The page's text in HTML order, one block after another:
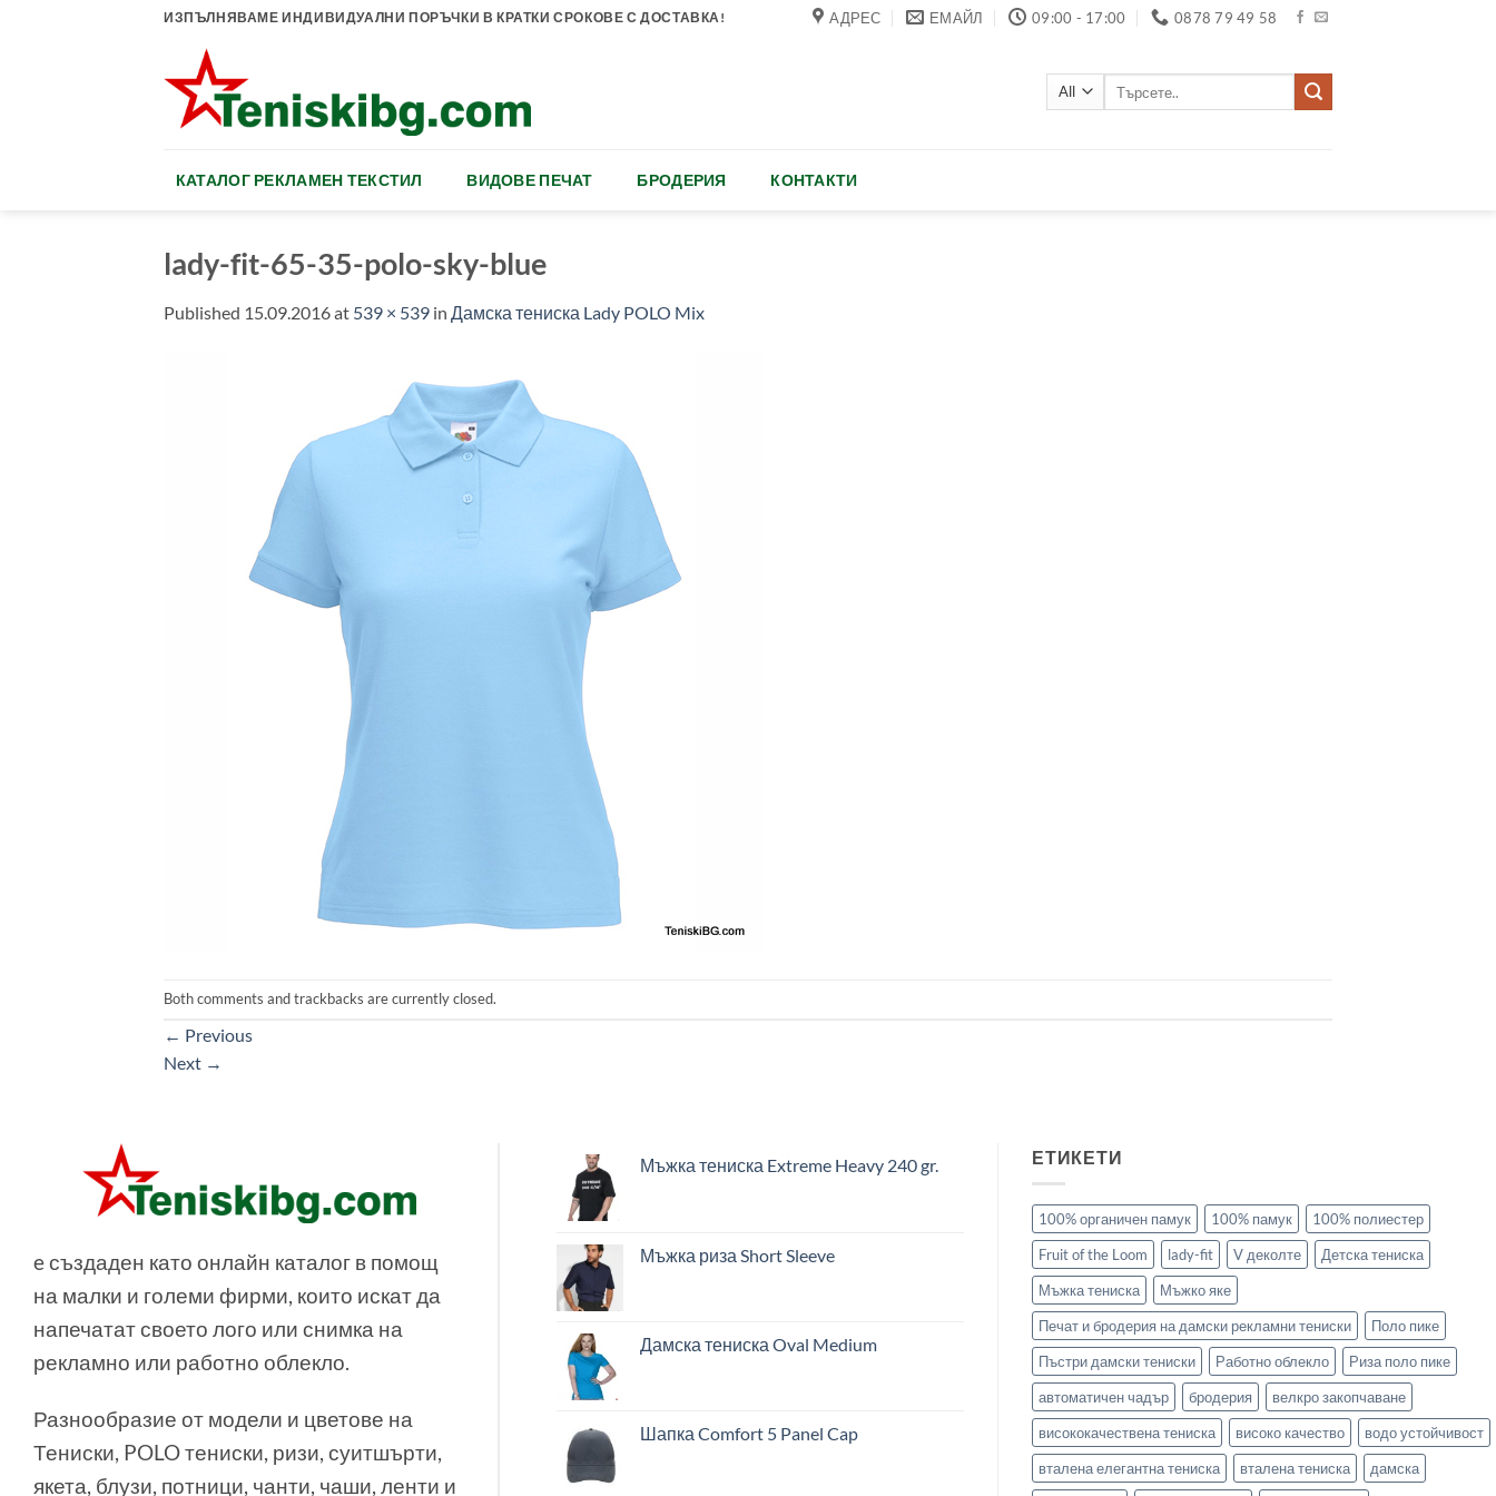
ИЗПЪЛНЯВАМЕ ИНДИВИДУАЛНИ ПОРЪЧКИ В КРАТКИ СРОКОВЕ С ДОСТАВКА! АДРЕС ЕМАЙЛ 09:00 - 17:00 0878 79 49 58
КАТАЛОГ РЕКЛАМЕН ТЕКСТИЛ ВИДОВЕ ПЕЧАТ БРОДЕРИЯ КОНТАКТИ
lady-fit-65-35-polo-sky-blue
Published 15.09.2016at 539 × 539 in Дамска тениска Lady POLO Mix
Both comments and trackbacks are currently closed.
← Previous
Next →
e създаден като онлайн каталог в помощ
на малки и големи фирми, които искат да
напечатат своето лого или снимка на
рекламно или работно облекло.
Разнообразие от модели и цветове на
Тениски, POLO тениски, ризи, суитшърти,
якета, блузи, потници, чанти, чаши, ленти и
Мъжка тениска Extreme Heavy 240 gr.
Мъжка риза Short Sleeve
Дамска тениска Oval Medium
Шапка Comfort 5 Panel Cap
ЕТИКЕТИ
100% органичен памук 100% памук
100% полиестер
Fruit of the Loom
lady-fit V деколте
Детска тениска
Мъжка тениска
Мъжко яке
Печат и бродерия на дамски рекламни тениски
Поло пике
Пъстри дамски тениски
Работно облекло
Риза поло пике
автоматичен чадър
бродерия
велкро закопчаване
висококачествена тениска
високо качество
водо устойчивост
вталена елегантна тениска
вталена тениска
дамска